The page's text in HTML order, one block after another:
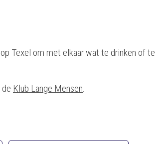
Texel om met elkaar wat te drinken of te
Klub Lange Mensen.